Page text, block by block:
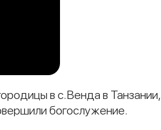
в с.Венда в Танзании,
богослужение.